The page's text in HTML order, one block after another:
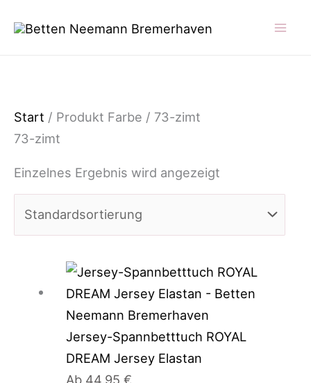
Inhalt
Start / Produkt Farbe / 73-zimt
73-zimt
Einzelnes Ergebnis wird angezeigt
Jersey-Spannbetttuch ROYAL
DREAM Jersey Elastan
Ab 44,95 €